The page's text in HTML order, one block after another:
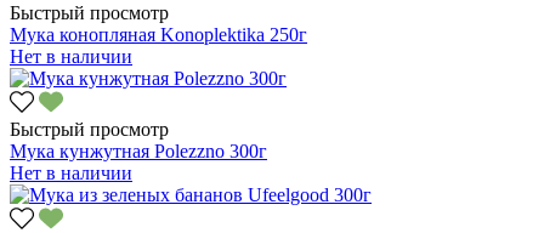
Быстрый просмотр
Мука конопляная Konoplektika 250г
Нет в наличии
Быстрый просмотр
Мука кунжутная Polezzno 300г
Нет в наличии